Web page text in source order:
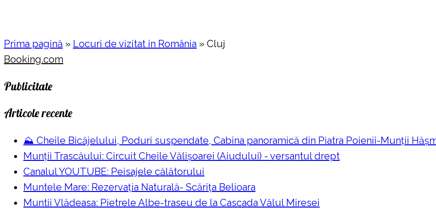
Prima pagină » Locuri de vizitat in România » Cluj
Booking.com
Publicitate
Articole recente
⛰️ Cheile Bicăjelului, Poduri suspendate, Cabina panoramică din Piatra Poienii-Munții
Munții Trascăului: Circuit Cheile Vălișoarei (Aiudului) - versantul drept
Canalul YOUTUBE: Peisajele călătorului
Muntele Mare: Rezervaţia Naturală- Scăriţa Belioara
Muntii Vlădeasa: Pietrele Albe-traseu de la Cascada Vălul Miresei